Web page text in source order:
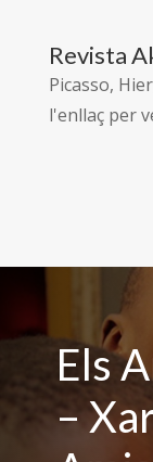
Revista
Picasso,
l'enllaç per
Els
–